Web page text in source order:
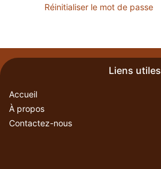
Réinitialiser le mot de passe
Liens utiles
Accueil
À propos
Contactez-nous